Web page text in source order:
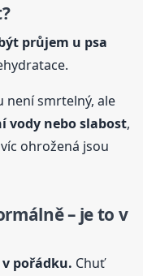
průjem u psa
není smrtelný, ale
vody nebo slabost,
ohrožená jsou
– je to v
v pořádku. Chuť